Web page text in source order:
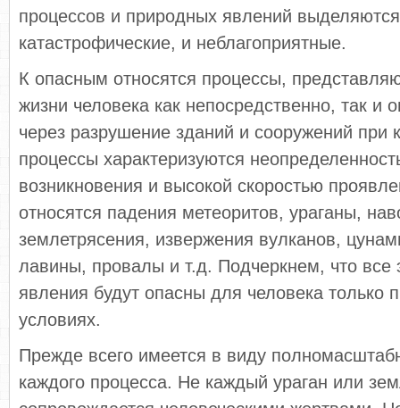
процессов и природных явлений
катастрофические, и неблагоприятные.
К опасным относятся процессы,
жизни человека как непосредственно, так и
через разрушение зданий и сооружений при
процессы характеризуются
возникновения и высокой скоростью
относятся падения метеоритов, ураганы,
землетрясения, извержения вулканов,
лавины, провалы и т.д. Подчеркнем, что все
явления будут опасны для человека только
условиях.
Прежде всего имеется в виду
каждого процесса. Не каждый ураган или